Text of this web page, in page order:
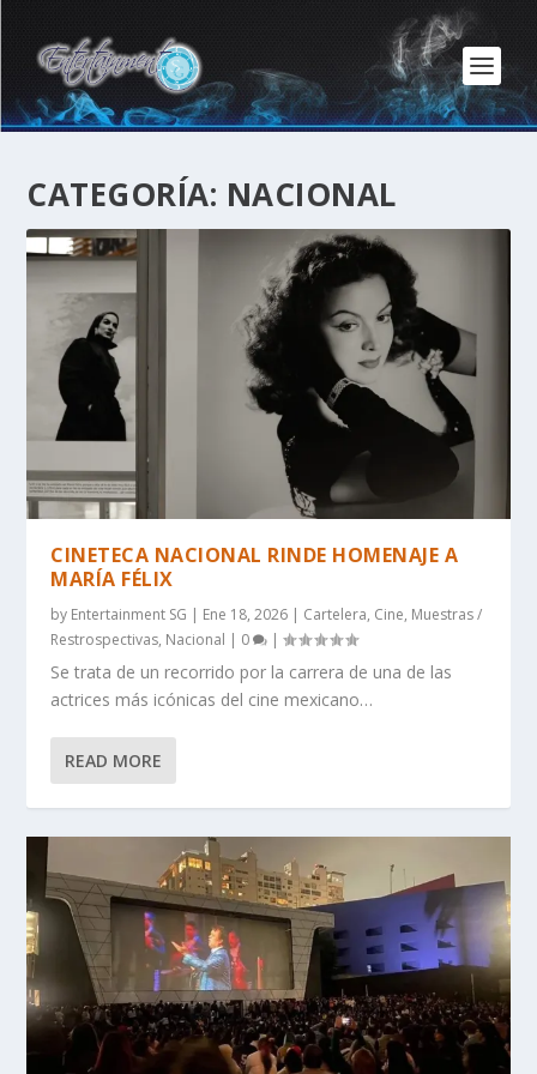
CATEGORÍA: NACIONAL
CINETECA NACIONAL RINDE HOMENAJE A
MARÍA FÉLIX
by Entertainment SG | Ene 18, 2026 | Cartelera, Cine, Muestras /
Restrospectivas, Nacional | 0 |
Se trata de un recorrido por la carrera de una de las
actrices más icónicas del cine mexicano…
READ MORE